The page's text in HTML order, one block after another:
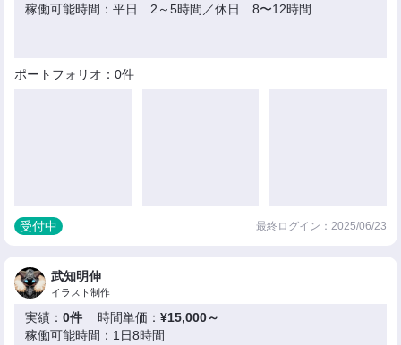
稼働可能時間：平日 2～5時間／休日 8〜12時間
ポートフォリオ：0件
受付中 最終ログイン：2025/06/23
武知明伸
イラスト制作
実績：0件 時間単価：¥15,000～
稼働可能時間：1日8時間